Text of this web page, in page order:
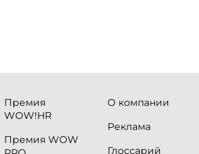
Премия
WOW!HR
Премия WOW
О компании
Реклама
Глоссарий